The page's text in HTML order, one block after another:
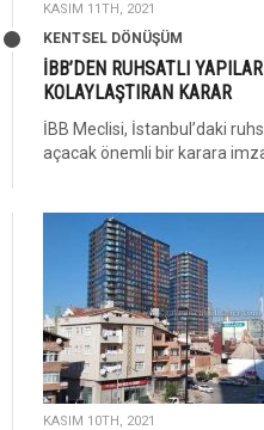
KASIM 11TH, 2021
KENTSEL DÖNÜŞÜM
İBB’DEN RUHSATLI
KOLAYLAŞTIRAN KARAR
İBB Meclisi, İstanbul’daki
açacak önemli bir karara imza
KASIM 10TH, 2021